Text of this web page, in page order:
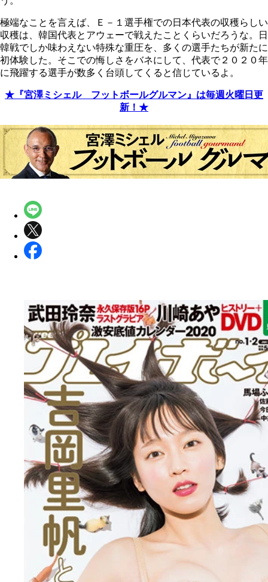
極端なことを言えば、Ｅ－１選手権での日本代表の収穫らしい
収穫は、韓国代表とアウェーで戦えたことくらいだろうな。日
韓戦でしか味わえない特殊な重圧を、多くの選手たちが新たに
初体験した。そこでの悔しさをバネにして、代表で２０２０年
に飛躍する選手が数多く台頭してくると信じているよ。
★『宮澤ミシェル フットボールグルマン』は毎週火曜日更
新！★